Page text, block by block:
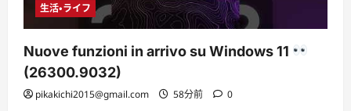
生活・ライフ
Nuove funzioni in arrivo su Windows 11
(26300.9032)
pikakichi2015@gmail.com 58分前 0